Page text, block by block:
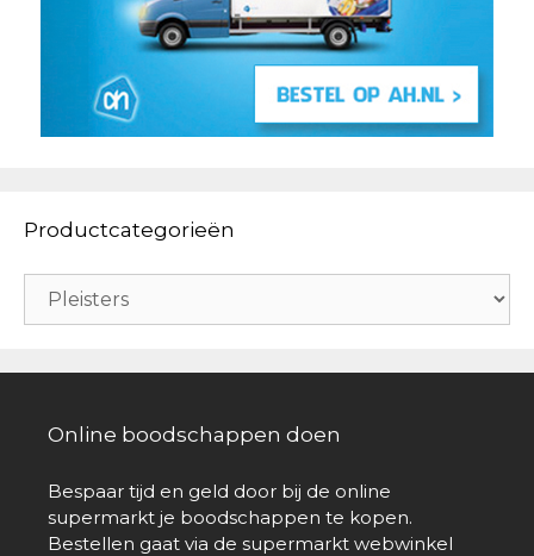
Productcategorieën
Online boodschappen doen
Bespaar tijd en geld door bij de online
supermarkt je boodschappen te kopen.
Bestellen gaat via de supermarkt webwinkel